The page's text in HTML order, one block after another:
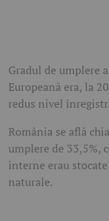
Gradul de umplere
Europeană era, la
redus nivel
România se află
umplere de 33,5%,
interne erau
naturale.